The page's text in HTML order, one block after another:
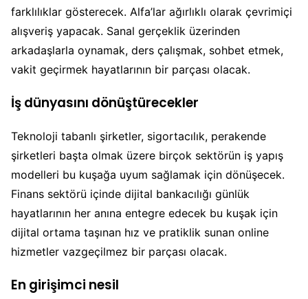
farklılıklar gösterecek. Alfa’lar ağırlıklı olarak çevrimiçi
alışveriş yapacak. Sanal gerçeklik üzerinden
arkadaşlarla oynamak, ders çalışmak, sohbet etmek,
vakit geçirmek hayatlarının bir parçası olacak.
İş dünyasını dönüştürecekler
Teknoloji tabanlı şirketler, sigortacılık, perakende
şirketleri başta olmak üzere birçok sektörün iş yapış
modelleri bu kuşağa uyum sağlamak için dönüşecek.
Finans sektörü içinde dijital bankacılığı günlük
hayatlarının her anına entegre edecek bu kuşak için
dijital ortama taşınan hız ve pratiklik sunan online
hizmetler vazgeçilmez bir parçası olacak.
En girişimci nesil